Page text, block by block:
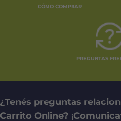
CÓMO COMPRAR
PREGUNTAS
¿Tenés preguntas
Carrito Online?